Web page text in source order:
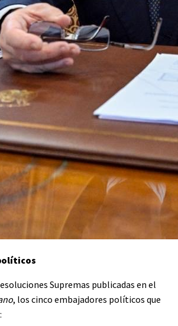
Supremas publicadas en el
, los cinco embajadores políticos que